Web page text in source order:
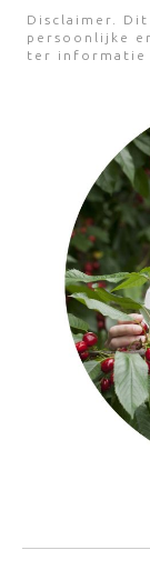
Disclaimer.
persoonlijke
ter informatie